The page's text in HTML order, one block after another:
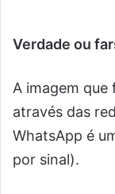
Verdade ou
A imagem
através das
WhatsApp é
por sinal).